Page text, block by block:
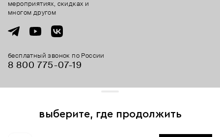
бесплатный звонок по России
8 800 775⁠-07⁠-19
мероприятиях, скидках и
многом другом
выберите, где продолжить